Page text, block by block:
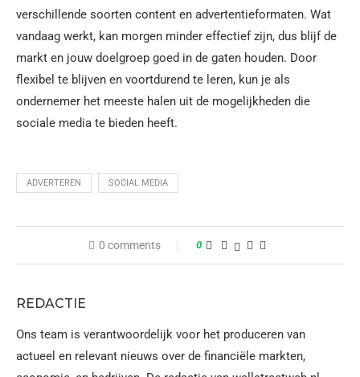
verschillende soorten content en advertentieformaten. Wat
vandaag werkt, kan morgen minder effectief zijn, dus blijf de
markt en jouw doelgroep goed in de gaten houden. Door
flexibel te blijven en voortdurend te leren, kun je als
ondernemer het meeste halen uit de mogelijkheden die
sociale media te bieden heeft.
ADVERTEREN SOCIAL MEDIA
0 comments 0
REDACTIE
Ons team is verantwoordelijk voor het produceren van
actueel en relevant nieuws over de financiële markten,